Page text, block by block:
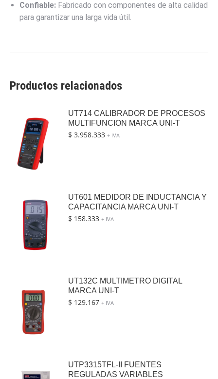
Confiable: Fabricado con componentes de alta calidad
para garantizar una larga vida útil.
Productos relacionados
UT714 CALIBRADOR DE PROCESOS
MULTIFUNCION MARCA UNI-T
$ 3.958.333 + IVA
UT601 MEDIDOR DE INDUCTANCIA Y
CAPACITANCIA MARCA UNI-T
$ 158.333 + IVA
UT132C MULTIMETRO DIGITAL
MARCA UNI-T
$ 129.167 + IVA
UTP3315TFL-II FUENTES
REGULADAS VARIABLES